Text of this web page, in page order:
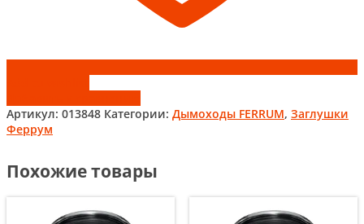
Артикул: 013848 Категории: Дымоходы FERRUM, Заглушки
Феррум
Похожие товары